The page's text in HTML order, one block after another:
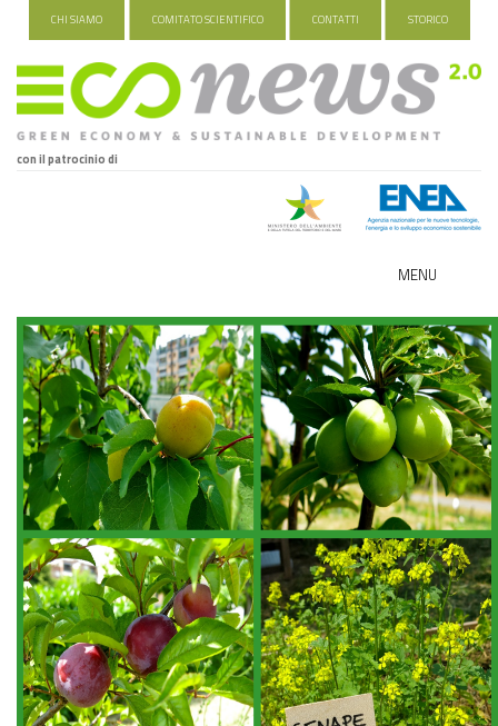
CHI SIAMO COMITATO SCIENTIFICO CONTATTI STORICO
con il patrocinio di
MENU
ECO-NOMY
INDUSTRIA VERDE
FOOD&TRAVEL
HEALTH&WELLNESS
GREEN TECH
GLOCAL
ECO-EVENTI
ECOINCENTRIAMOCI